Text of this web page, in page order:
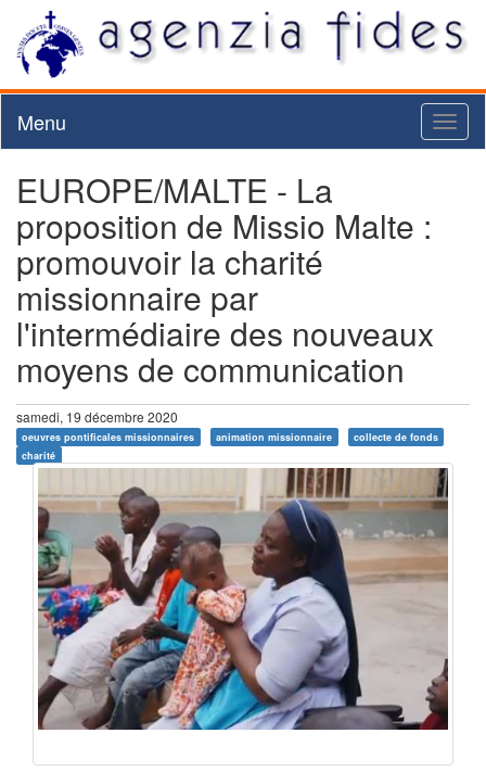
Menu
EUROPE/MALTE - La
proposition de Missio Malte :
promouvoir la charité
missionnaire par
l'intermédiaire des nouveaux
moyens de communication
samedi, 19 décembre 2020
oeuvres pontificales missionnaires animation missionnaire
collecte de fonds
charité